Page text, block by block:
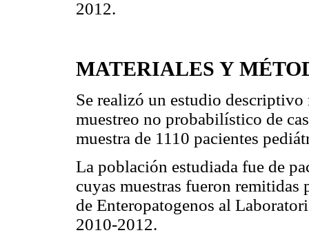
2012.
MATERIALES Y
Se realizó un estudio
muestreo no probabilístico de
muestra de 1110 pacientes
La población estudiada fue de
cuyas muestras fueron
de Enteropatogenos al
2010-2012.